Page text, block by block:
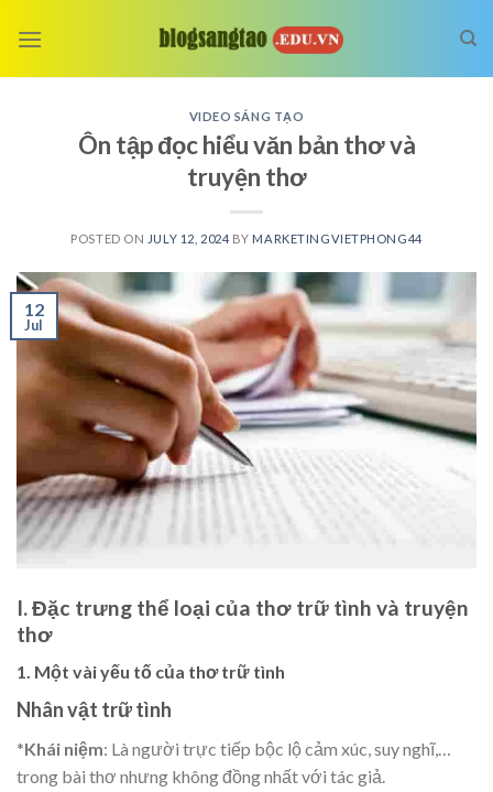
VIDEO SÁNG TẠO
Ôn tập đọc hiểu văn bản thơ và
truyện thơ
POSTED ON JULY 12, 2024 BY MARKETINGVIETPHONG44
12
Jul
I. Đặc trưng thể loại của thơ trữ tình và truyện
thơ
1. Một vài yếu tố của thơ trữ tình
Nhân vật trữ tình
*Khái niệm: Là người trực tiếp bộc lộ cảm xúc, suy nghĩ,…
trong bài thơ nhưng không đồng nhất với tác giả.